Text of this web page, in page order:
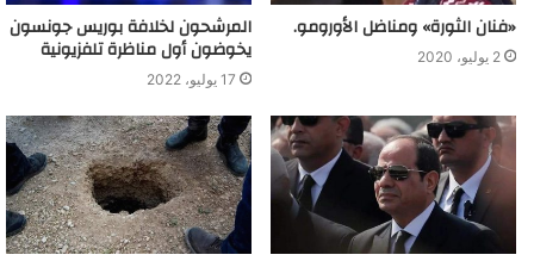
«فنان الثورة» ومناضل الأورومو.
2 يوليو، 2020
المرشحون لخلافة بوريس جونسون
يخوضون أول مناظرة تلفزيونية
17 يوليو، 2022